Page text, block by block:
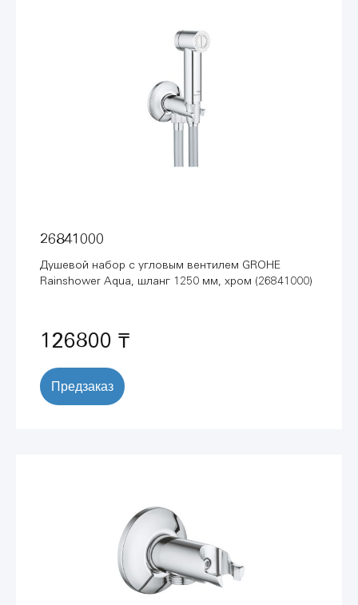
26841000
Душевой набор с угловым вентилем GROHE
Rainshower Aqua, шланг 1250 мм, хром (26841000)
126800 ₸
Предзаказ